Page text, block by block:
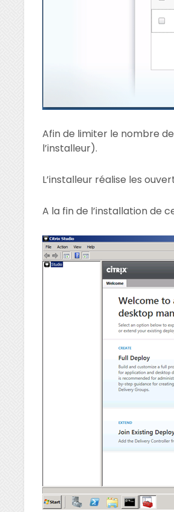
Afin de limiter le nombre
l’installeur).
L’installeur réalise les
A la fin de l’installation de